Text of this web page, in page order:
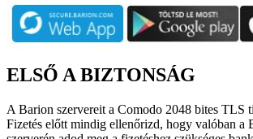
ELSŐ A BIZTONSÁG
A Barion szervereit a Comodo 2048 bites TLS
Fizetés előtt mindig ellenőrizd, hogy valóban a